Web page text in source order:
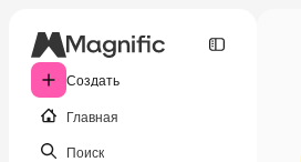
Создать
Главная
Поиск